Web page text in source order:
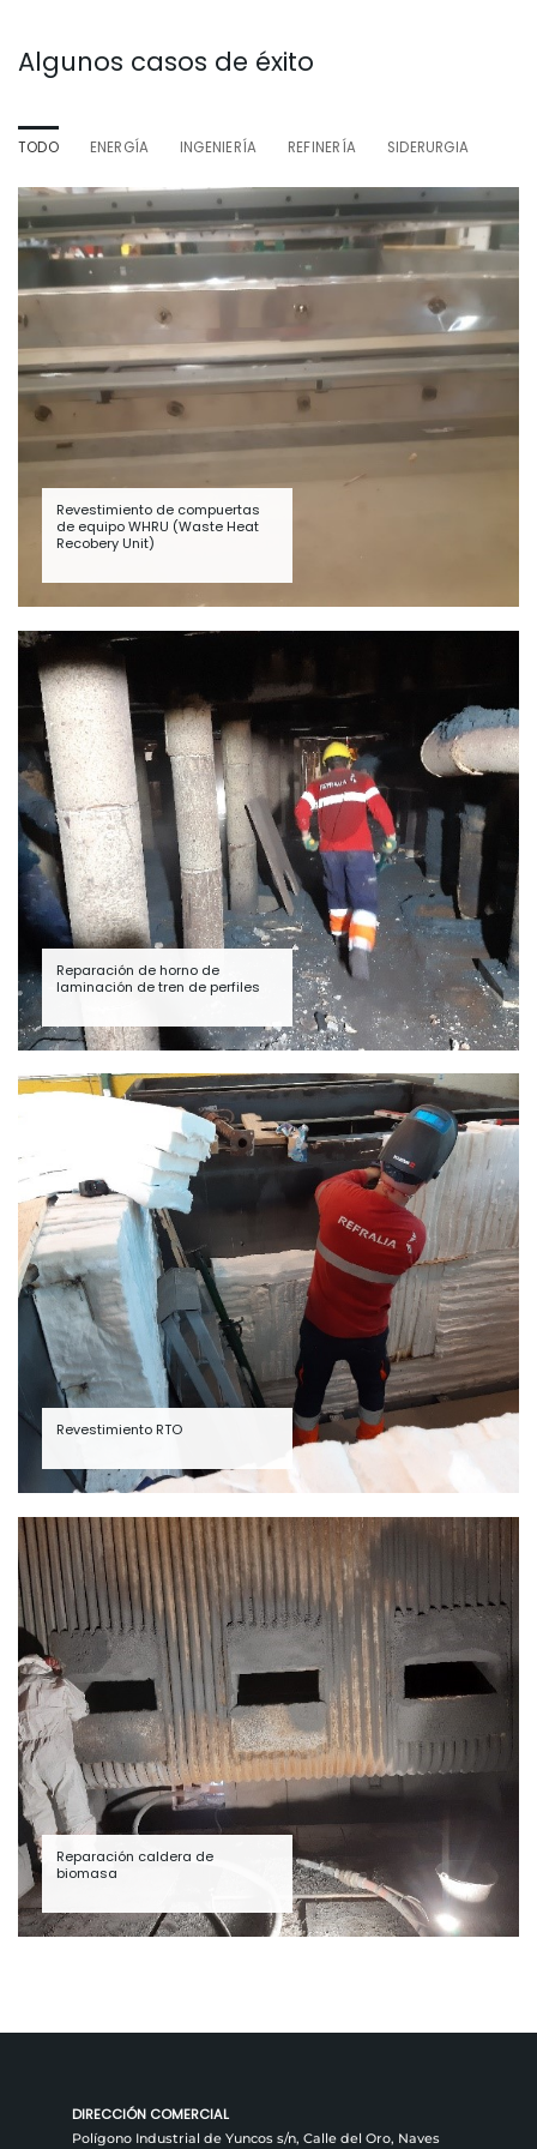
Algunos casos de éxito
TODO ENERGÍA INGENIERÍA REFINERÍA SIDERURGIA
Revestimiento de compuertas
de equipo WHRU (Waste Heat
Recobery Unit)
Reparación de horno de
laminación de tren de perfiles
Revestimiento RTO
Reparación caldera de
biomasa
DIRECCIÓN COMERCIAL
Polígono Industrial de Yuncos s/n, Calle del Oro, Naves